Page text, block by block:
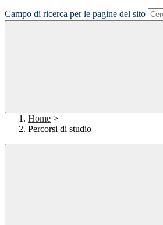
Campo di ricerca per le pagine del sito
Home >
Percorsi di studio